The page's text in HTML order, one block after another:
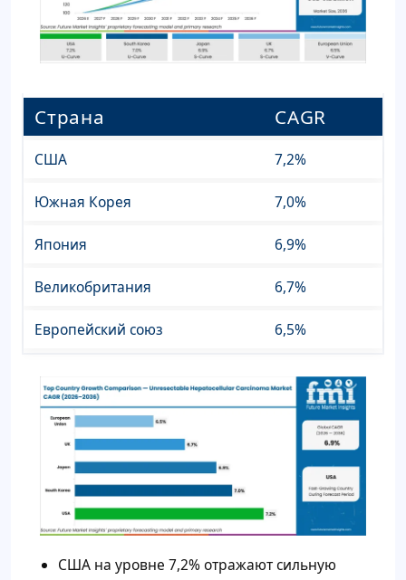
Страна CAGR
США 7,2%
Южная Корея 7,0%
Япония 6,9%
Великобритания 6,7%
Европейский союз 6,5%
США на уровне 7,2% отражают сильную